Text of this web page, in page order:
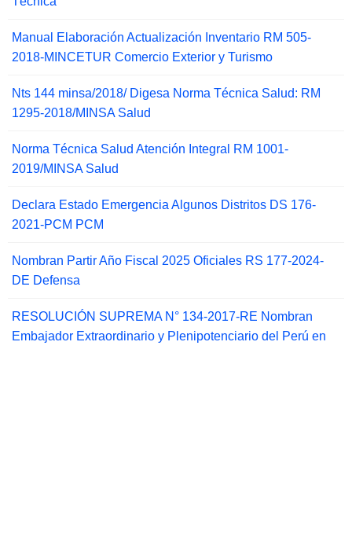
Manual Elaboración Actualización Inventario RM 505-
2018-MINCETUR Comercio Exterior y Turismo
Nts 144 minsa/2018/ Digesa Norma Técnica Salud: RM
1295-2018/MINSA Salud
Norma Técnica Salud Atención Integral RM 1001-
2019/MINSA Salud
Declara Estado Emergencia Algunos Distritos DS 176-
2021-PCM PCM
Nombran Partir Año Fiscal 2025 Oficiales RS 177-2024-
DE Defensa
RESOLUCIÓN SUPREMA N° 134-2017-RE Nombran
Embajador Extraordinario y Plenipotenciario del Perú en